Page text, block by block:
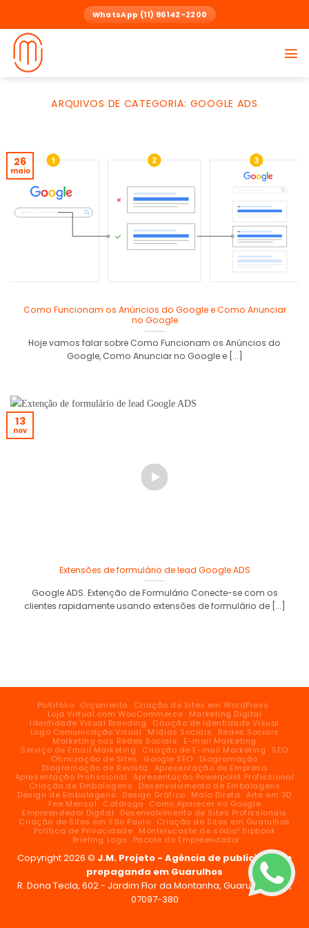
content
WhatsApp (11) 96142-2200
ARQUIVOS DE CATEGORIA: GOOGLE ADS
Como Funcionam os Anúncios do Google e Como Anunciar
no Google
Hoje vamos falar sobre Como Funcionam os Anúncios do
Google, Como Anunciar no Google e [...]
26
maio
Extensões de formulário de lead Google ADS
Google ADS. Extenção de Formulário Conecte-se com os
clientes rapidamente usando extensões de formulário de [...]
13
nov
Portifólio Orçamento
Criação de Sites em WordPress
Loja Virtual com WooCommerce
Marketing Digital
Identidade Visual Branding
Criação de Identidade Visual
Logo Comunicação Visual
Mídias Sociais
Redes Sociais
Marketing nas Redes Sociais
E-mail Marketing
Serviço de Email Marketing
Criação de E-mail Marketing
SEO
Otimização de Sites
Google SEO
Diagramação
Diagramação de Revista
Apresentação de Empresa
Apresentação Profissional
Apresentação Powerpoint Profissional
Criação de Embalagens
Desenvolvimento de Embalagens
Design de Embalagens
Design Gráfico Mala Direta
Arte em 3D
Fee Mensal
Catálogo
Como Aparecer no Google
Empreendedor Digital
Desenvolvimento de Sites Profissionais
Criação de Sites em São Paulo
Criação de Sites em Guarulhos
Política de Privacidade
Montelucaste de sódio² flipbook
Briefing Logo
Pacote do Empreendedor
Copyright 2026 © J.M. Projeto - Agência de publicidade e
propaganda em Guarulhos
R. Dona Tecla, 602 - Jardim Flor da Montanha, Guarulhos - SP,
07097-380